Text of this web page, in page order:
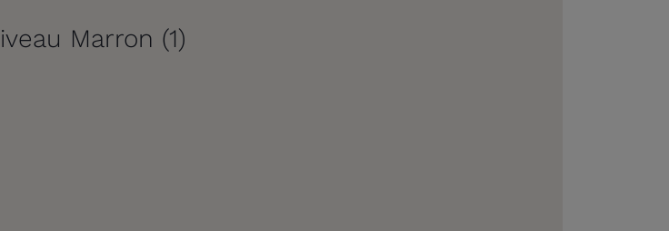
Marron (1)